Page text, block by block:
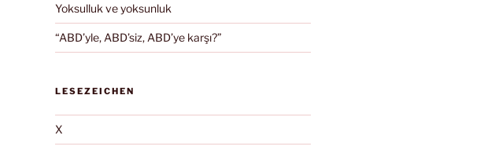
Yoksulluk ve yoksunluk
“ABD’yle, ABD’siz, ABD’ye karşı?”
LESEZEICHEN
X